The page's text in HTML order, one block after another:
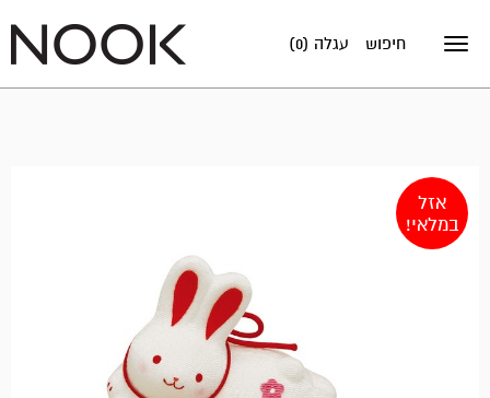
Toggle
עגלה (0) חיפוש
אזל
במלאי!